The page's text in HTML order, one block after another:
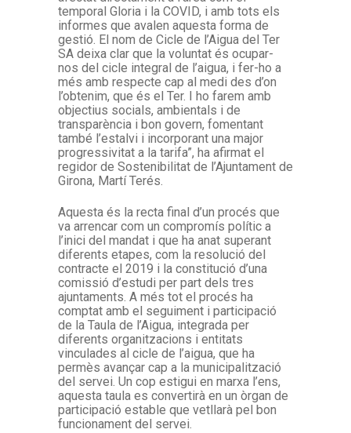
temporal Gloria i la COVID, i amb tots els
informes que avalen aquesta forma de
gestió. El nom de Cicle de l’Aigua del Ter
SA deixa clar que la voluntat és ocupar-
nos del cicle integral de l’aigua, i fer-ho a
més amb respecte cap al medi des d’on
l’obtenim, que és el Ter. I ho farem amb
objectius socials, ambientals i de
transparència i bon govern, fomentant
també l’estalvi i incorporant una major
progressivitat a la tarifa”, ha afirmat el
regidor de Sostenibilitat de l’Ajuntament de
Girona, Martí Terés.
Aquesta és la recta final d’un procés que
va arrencar com un compromís polític a
l’inici del mandat i que ha anat superant
diferents etapes, com la resolució del
contracte el 2019 i la constitució d’una
comissió d’estudi per part dels tres
ajuntaments. A més tot el procés ha
comptat amb el seguiment i participació
de la Taula de l’Aigua, integrada per
diferents organitzacions i entitats
vinculades al cicle de l’aigua, que ha
permès avançar cap a la municipalització
del servei. Un cop estigui en marxa l’ens,
aquesta taula es convertirà en un òrgan de
participació estable que vetllarà pel bon
funcionament del servei.